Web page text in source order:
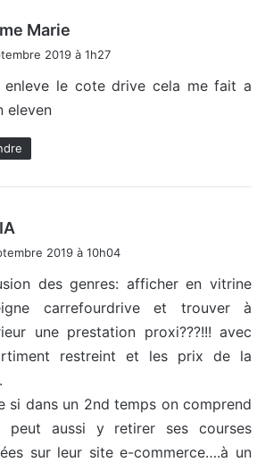
Marie
2019 à 1h27
enleve le cote drive cela me fait a
eleven
:
2019 à 10h04
des genres: afficher en vitrine
carrefourdrive et trouver à
une prestation proxi???!!! avec
restreint et les prix de la
si dans un 2nd temps on comprend
peut aussi y retirer ses courses
sur leur site e-commerce….à un